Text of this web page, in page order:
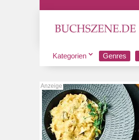
Kategorien Genres